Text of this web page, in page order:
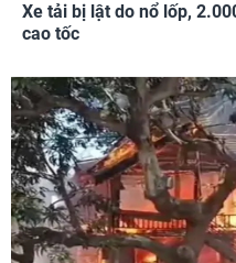
Xe tải bị lật do nổ lốp,
cao tốc